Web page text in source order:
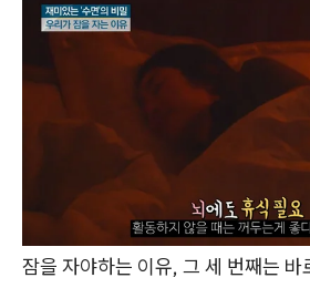
잠을 자야하는 이유, 그 세 번째는 바